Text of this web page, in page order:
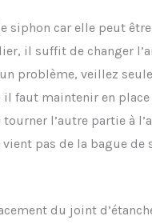
siphon car elle peut
il suffit de changer
problème, veillez
il faut maintenir en
l’autre partie à
pas de la bague
du joint